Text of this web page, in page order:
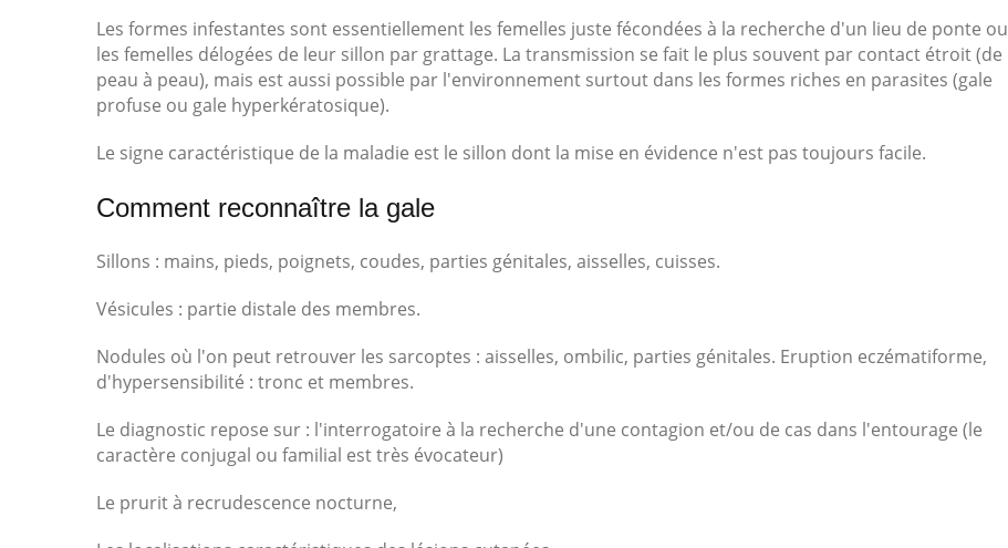
Les formes infestantes sont essentiellement les femelles juste fécondées à la recherche d'un lieu de ponte ou
les femelles délogées de leur sillon par grattage. La transmission se fait le plus souvent par contact étroit (de
peau à peau), mais est aussi possible par l'environnement surtout dans les formes riches en parasites (gale
profuse ou gale hyperkératosique).
Le signe caractéristique de la maladie est le sillon dont la mise en évidence n'est pas toujours facile.
Comment reconnaître la gale
Sillons : mains, pieds, poignets, coudes, parties génitales, aisselles, cuisses.
Vésicules : partie distale des membres.
Nodules où l'on peut retrouver les sarcoptes : aisselles, ombilic, parties génitales. Eruption eczématiforme,
d'hypersensibilité : tronc et membres.
Le diagnostic repose sur : l'interrogatoire à la recherche d'une contagion et/ou de cas dans l'entourage (le
caractère conjugal ou familial est très évocateur)
Le prurit à recrudescence nocturne,